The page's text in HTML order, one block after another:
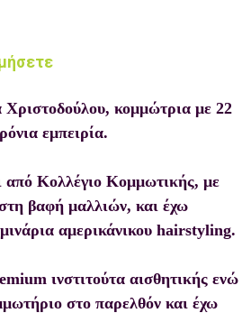
Χριστοδούλου, κομμώτρια με 22
εμπειρία.
από Κολλέγιο Κομμωτικής, με
βαφή μαλλιών, και έχω
αμερικάνικου hairstyling.
ινστιτούτα αισθητικής ενώ
στο παρελθόν και έχω